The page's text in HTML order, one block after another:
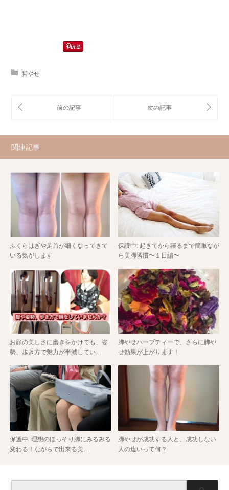
脚やせ
関連記事
ふくらはぎや足首が細くなってきて
いる気がします
保護中: 起きてから寝るまで簡単なが
ら美脚習慣〜１日編〜
お顔の美しさに磨きをかけても、姿
勢、歩き方で魅力が半減してい…
脚やせハーブティーで、さらに脚や
せ効果が上がります！
保護中: 理想のほっそり脚にみるみる
変わる！ながらで出来る美…
脚やせが成功する人と、成功しない
人の違いって何？